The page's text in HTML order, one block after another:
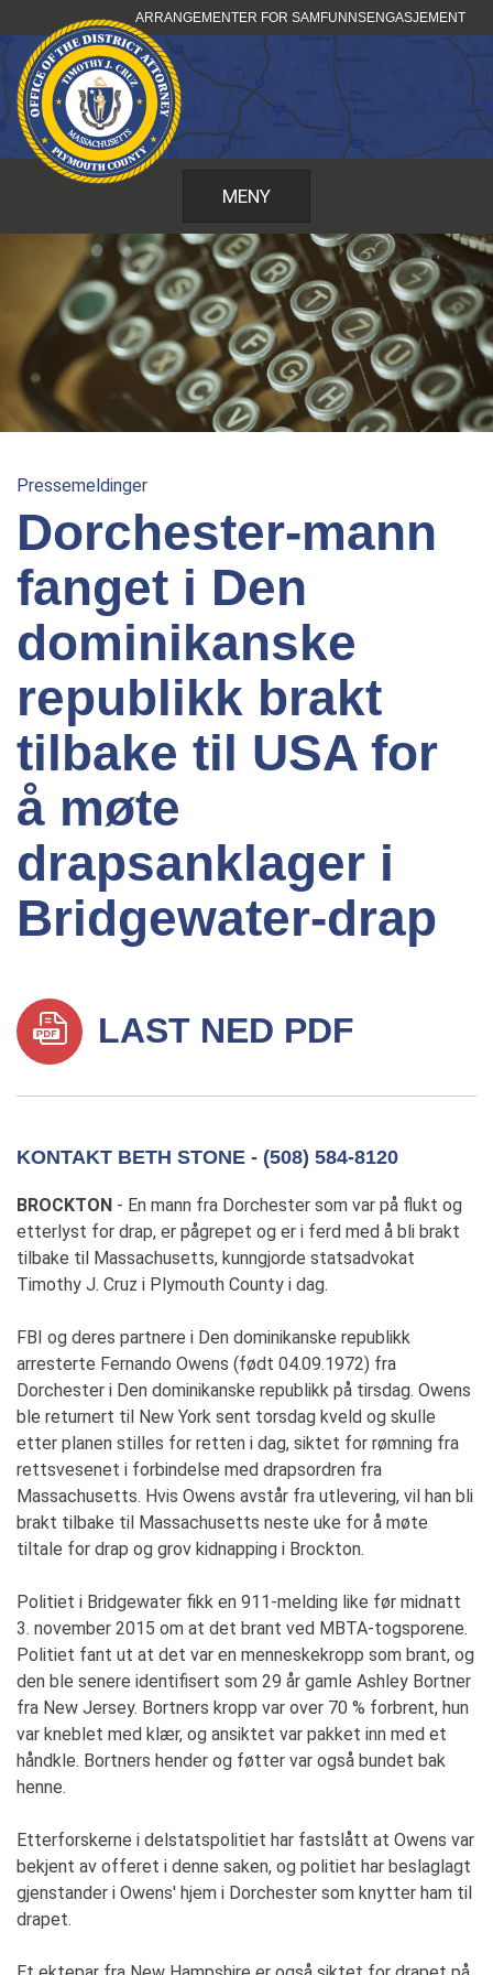
til
innhold
ARRANGEMENTER FOR SAMFUNNSENGASJEMENT
MENY
Pressemeldinger
Dorchester-mann
fanget i Den
dominikanske
republikk brakt
tilbake til USA for
å møte
drapsanklager i
Bridgewater-drap
LAST NED PDF
KONTAKT BETH STONE - (508) 584-8120
BROCKTON - En mann fra Dorchester som var på flukt og
etterlyst for drap, er pågrepet og er i ferd med å bli brakt
tilbake til Massachusetts, kunngjorde statsadvokat
Timothy J. Cruz i Plymouth County i dag.
FBI og deres partnere i Den dominikanske republikk
arresterte Fernando Owens (født 04.09.1972) fra
Dorchester i Den dominikanske republikk på tirsdag. Owens
ble returnert til New York sent torsdag kveld og skulle
etter planen stilles for retten i dag, siktet for rømning fra
rettsvesenet i forbindelse med drapsordren fra
Massachusetts. Hvis Owens avstår fra utlevering, vil han bli
brakt tilbake til Massachusetts neste uke for å møte
tiltale for drap og grov kidnapping i Brockton.
Politiet i Bridgewater fikk en 911-melding like før midnatt
3. november 2015 om at det brant ved MBTA-togsporene.
Politiet fant ut at det var en menneskekropp som brant, og
den ble senere identifisert som 29 år gamle Ashley Bortner
fra New Jersey. Bortners kropp var over 70 % forbrent, hun
var kneblet med klær, og ansiktet var pakket inn med et
håndkle. Bortners hender og føtter var også bundet bak
henne.
Etterforskerne i delstatspolitiet har fastslått at Owens var
bekjent av offeret i denne saken, og politiet har beslaglagt
gjenstander i Owens' hjem i Dorchester som knytter ham til
drapet.